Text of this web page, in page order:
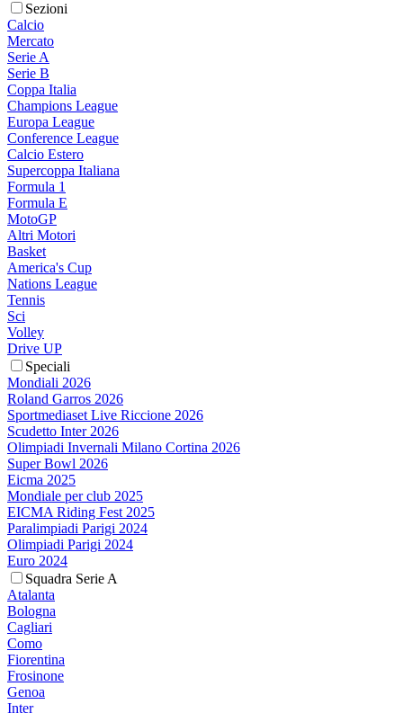
Sezioni
Calcio
Mercato
Serie A
Serie B
Coppa Italia
Champions League
Europa League
Conference League
Calcio Estero
Supercoppa Italiana
Formula 1
Formula E
MotoGP
Altri Motori
Basket
America's Cup
Nations League
Tennis
Sci
Volley
Drive UP
Speciali
Mondiali 2026
Roland Garros 2026
Sportmediaset Live Riccione 2026
Scudetto Inter 2026
Olimpiadi Invernali Milano Cortina 2026
Super Bowl 2026
Eicma 2025
Mondiale per club 2025
EICMA Riding Fest 2025
Paralimpiadi Parigi 2024
Olimpiadi Parigi 2024
Euro 2024
Squadra Serie A
Atalanta
Bologna
Cagliari
Como
Fiorentina
Frosinone
Genoa
Inter